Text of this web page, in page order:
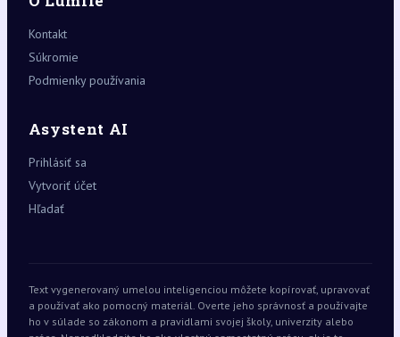
Kontakt
Súkromie
Podmienky používania
Asystent AI
Prihlásiť sa
Vytvoriť účet
Hľadať
Text vygenerovaný umelou inteligenciou môžete kopírovať, upravovať
a používať ako pomocný materiál. Overte jeho správnosť a používajte
ho v súlade so zákonom a pravidlami svojej školy, univerzity alebo